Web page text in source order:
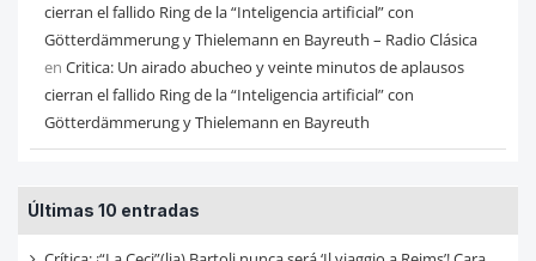
cierran el fallido Ring de la “Inteligencia artificial” con
Götterdämmerung y Thielemann en Bayreuth – Radio Clásica
en Critica: Un airado abucheo y veinte minutos de aplausos
cierran el fallido Ring de la “Inteligencia artificial” con
Götterdämmerung y Thielemann en Bayreuth
Últimas 10 entradas